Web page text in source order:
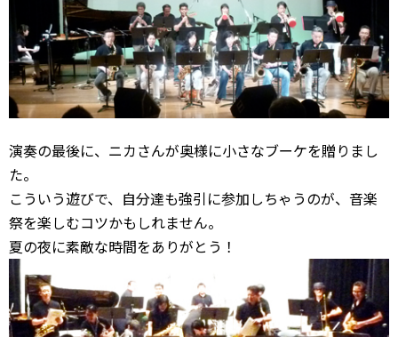
演奏の最後に、ニカさんが奥様に小さなブーケを贈りまし
た。
こういう遊びで、自分達も強引に参加しちゃうのが、音楽
祭を楽しむコツかもしれません。
夏の夜に素敵な時間をありがとう！